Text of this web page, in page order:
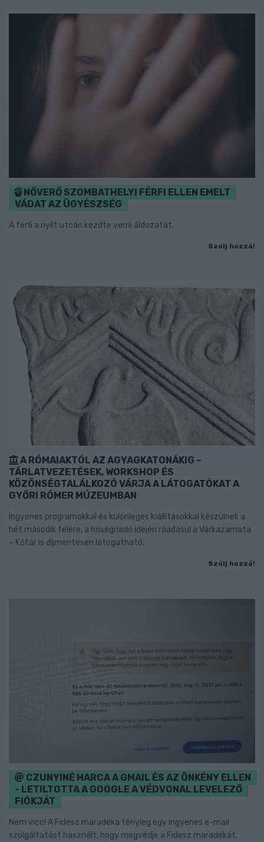
NŐVERŐ SZOMBATHELYI FÉRFI ELLEN EMELT
VÁDAT AZ ÜGYÉSZSÉG
A férfi a nyílt utcán kezdte verni áldozatát.
Szólj hozzá!
A RÓMAIAKTÓL AZ AGYAGKATONÁKIG –
TÁRLATVEZETÉSEK, WORKSHOP ÉS
KÖZÖNSÉGTALÁLKOZÓ VÁRJA A LÁTOGATÓKAT A
GYŐRI RÓMER MÚZEUMBAN
Ingyenes programokkal és különleges kiállításokkal készülnek a
hét második felére, a hőségriadó idején ráadásul a Várkazamata
– Kőtár is díjmentesen látogatható.
Szólj hozzá!
CZUNYINÉ HARCA A GMAIL ÉS AZ ÖNKÉNY ELLEN
- LETILTOTTA A GOOGLE A VÉDVONAL LEVELEZŐ
FIÓKJÁT
Nem vicc! A Fidesz maradéka tényleg egy ingyenes e-mail
szolgáltatást használt, hogy megvédje a Fidesz maradékát.